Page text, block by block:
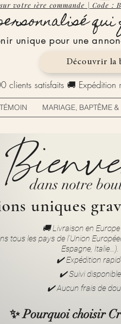
votre 1ère commande | Code
unique pour une
Découvrir la
clients satisfaits 🚚 Expédition
MARIAGE, BAPTÊME &
🚚 Livraison en
tous les pays de l’Union
Espagne, Italie…).
✔️ Expédition
✔️ Suivi disponible
✔️ Aucun frais de
✨ Pourquoi choisir
dans notre
uniques